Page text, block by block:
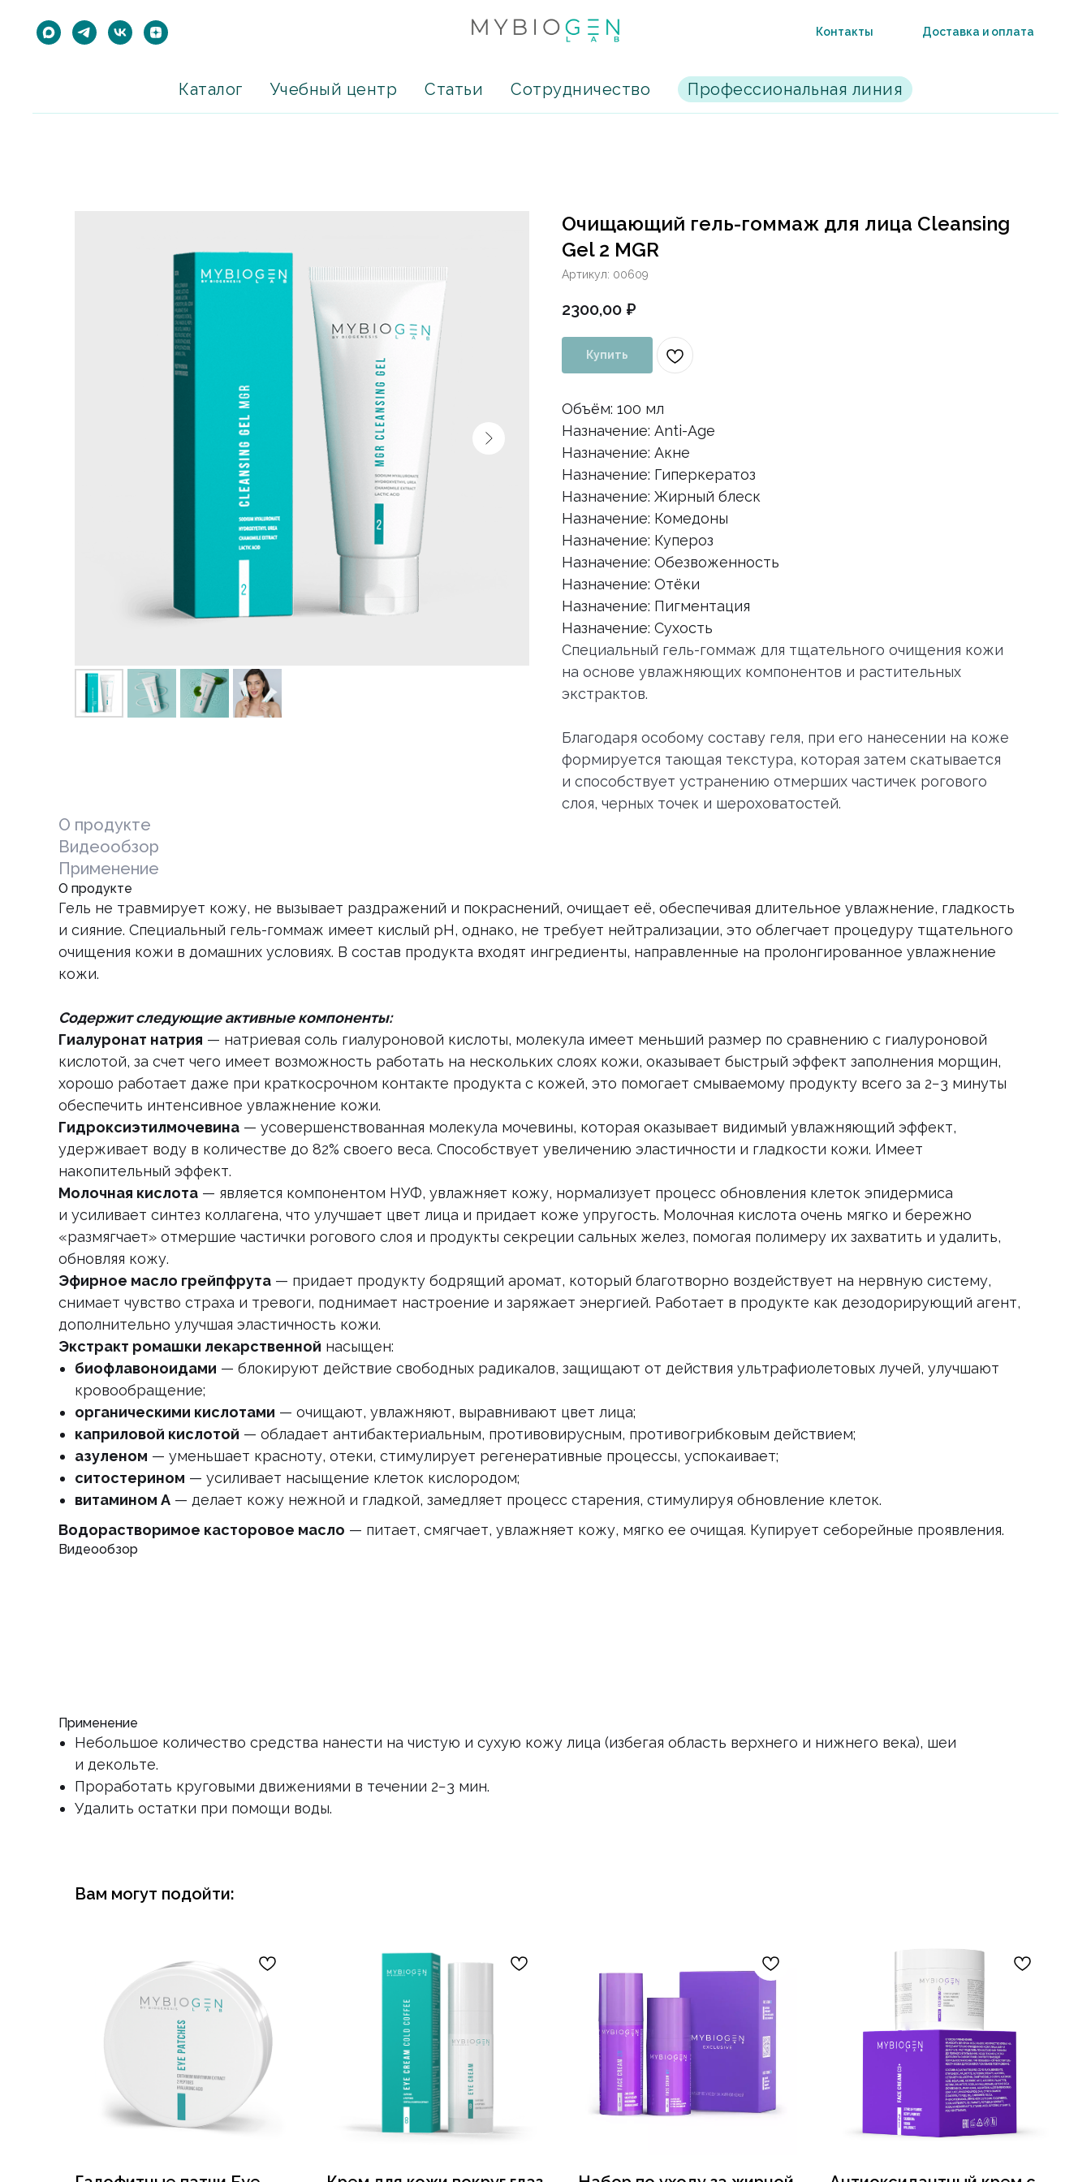
Контакты Доставка и оплата
Каталог Учебный центр Статьи Сотрудничество Профессиональная линия
Очищающий гель-гоммаж для лица Cleansing
Gel 2 MGR
Артикул: 00609
2300,00 ₽
Купить
Специальный гель-гоммаж для тщательного очищения кожи
на основе увлажняющих компонентов и растительных
экстрактов.
Благодаря особому составу геля, при его нанесении на коже
формируется тающая текстура, которая затем скатывается
и способствует устранению отмерших частичек рогового
слоя, черных точек и шероховатостей.
Объём: 100 мл
Назначение: Anti-Age
Назначение: Акне
Назначение: Гиперкератоз
Назначение: Жирный блеск
Назначение: Комедоны
Назначение: Купероз
Назначение: Обезвоженность
Назначение: Отёки
Назначение: Пигментация
Назначение: Сухость
О продукте
Видеообзор
Применение
О продукте
Гель не травмирует кожу, не вызывает раздражений и покраснений, очищает её, обеспечивая длительное увлажнение, гладкость
и сияние. Специальный гель-гоммаж имеет кислый рН, однако, не требует нейтрализации, это облегчает процедуру тщательного
очищения кожи в домашних условиях. В состав продукта входят ингредиенты, направленные на пролонгированное увлажнение
кожи.
Содержит следующие активные компоненты:
Гиалуронат натрия — натриевая соль гиалуроновой кислоты, молекула имеет меньший размер по сравнению с гиалуроновой
кислотой, за счет чего имеет возможность работать на нескольких слоях кожи, оказывает быстрый эффект заполнения морщин,
хорошо работает даже при краткосрочном контакте продукта с кожей, это помогает смываемому продукту всего за 2−3 минуты
обеспечить интенсивное увлажнение кожи.
Гидроксиэтилмочевина — усовершенствованная молекула мочевины, которая оказывает видимый увлажняющий эффект,
удерживает воду в количестве до 82% своего веса. Способствует увеличению эластичности и гладкости кожи. Имеет
накопительный эффект.
Молочная кислота — является компонентом НУФ, увлажняет кожу, нормализует процесс обновления клеток эпидермиса
и усиливает синтез коллагена, что улучшает цвет лица и придает коже упругость. Молочная кислота очень мягко и бережно
«размягчает» отмершие частички рогового слоя и продукты секреции сальных желез, помогая полимеру их захватить и удалить,
обновляя кожу.
Эфирное масло грейпфрута — придает продукту бодрящий аромат, который благотворно воздействует на нервную систему,
снимает чувство страха и тревоги, поднимает настроение и заряжает энергией. Работает в продукте как дезодорирующий агент,
дополнительно улучшая эластичность кожи.
Экстракт ромашки лекарственной насыщен:
биофлавоноидами — блокируют действие свободных радикалов, защищают от действия ультрафиолетовых лучей, улучшают
кровообращение;
органическими кислотами — очищают, увлажняют, выравнивают цвет лица;
каприловой кислотой — обладает антибактериальным, противовирусным, противогрибковым действием;
азуленом — уменьшает красноту, отеки, стимулирует регенеративные процессы, успокаивает;
ситостерином — усиливает насыщение клеток кислородом;
витамином А — делает кожу нежной и гладкой, замедляет процесс старения, стимулируя обновление клеток.
Водорастворимое касторовое масло — питает, смягчает, увлажняет кожу, мягко ее очищая. Купирует себорейные проявления.
Видеообзор
Применение
Небольшое количество средства нанести на чистую и сухую кожу лица (избегая область верхнего и нижнего века), шеи
и декольте.
Проработать круговыми движениями в течении 2−3 мин.
Удалить остатки при помощи воды.
Вам могут подойти: